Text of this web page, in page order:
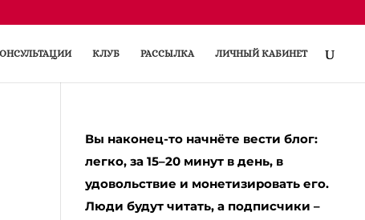
КЛУБ РАССЫЛКА ЛИЧНЫЙ КАБИНЕТ
Вы наконец-то начнёте вести блог:
легко, за 15–20 минут в день, в
удовольствие и монетизировать его.
Люди будут читать, а подписчики –